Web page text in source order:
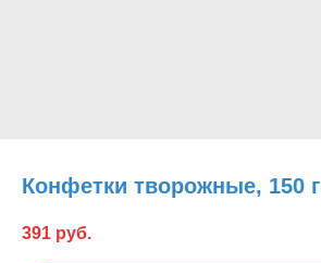
Конфетки творожные, 150 г
391 руб.